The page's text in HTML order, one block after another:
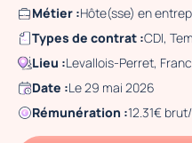
Métier :Hôte(sse) en
Types de contrat :CDI,
Lieu :Levallois-Perret,
Date :Le 29 mai 2026
Rémunération :12.31€